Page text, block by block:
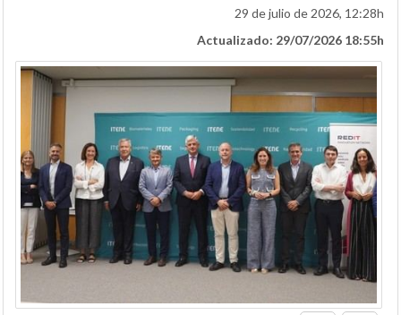
29 de julio de 2026, 12:28h
Actualizado: 29/07/2026 18:55h